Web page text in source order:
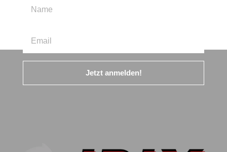
Jetzt anmelden!